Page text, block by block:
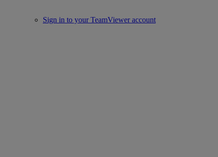
Sign in to your TeamViewer account